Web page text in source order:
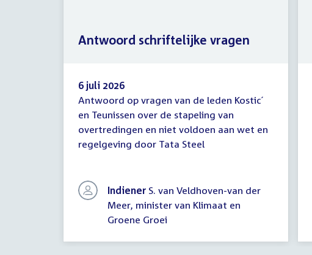
Antwoord
schriftelijke
vragen
6 juli 2026
Antwoord op vragen van de leden Kostic´
en Teunissen over de stapeling van
overtredingen en niet voldoen aan wet en
regelgeving door Tata Steel
Indiener S. van Veldhoven-van der
Meer, minister van Klimaat en
Groene Groei
Antwoord schriftelijke vragen